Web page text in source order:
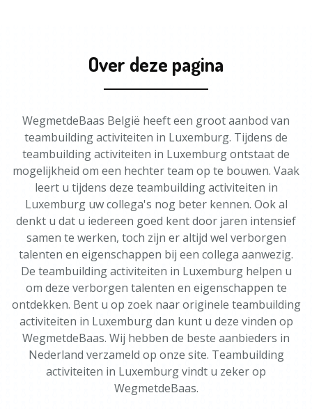
Over deze pagina
WegmetdeBaas België heeft een groot aanbod van
teambuilding activiteiten in Luxemburg. Tijdens de
teambuilding activiteiten in Luxemburg ontstaat de
mogelijkheid om een hechter team op te bouwen. Vaak
leert u tijdens deze teambuilding activiteiten in
Luxemburg uw collega's nog beter kennen. Ook al
denkt u dat u iedereen goed kent door jaren intensief
samen te werken, toch zijn er altijd wel verborgen
talenten en eigenschappen bij een collega aanwezig.
De teambuilding activiteiten in Luxemburg helpen u
om deze verborgen talenten en eigenschappen te
ontdekken. Bent u op zoek naar originele teambuilding
activiteiten in Luxemburg dan kunt u deze vinden op
WegmetdeBaas. Wij hebben de beste aanbieders in
Nederland verzameld op onze site. Teambuilding
activiteiten in Luxemburg vindt u zeker op
WegmetdeBaas.